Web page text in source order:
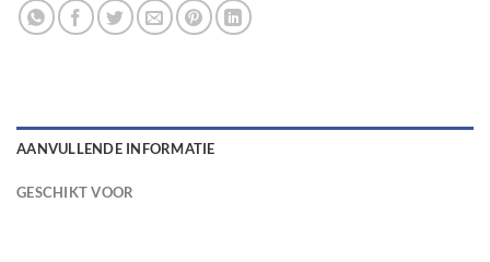
AANVULLENDE INFORMATIE
GESCHIKT VOOR